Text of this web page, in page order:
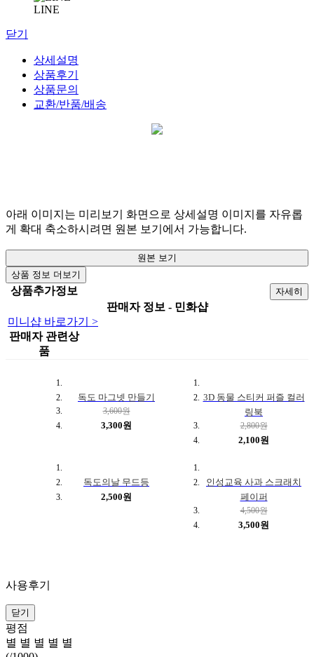
LINE
닫기
상세설명
상품후기
상품문의
교환/반품/배송
아래 이미지는 미리보기 화면으로 상세설명 이미지를 자유롭
게 확대 축소하시려면 원본 보기에서 가능합니다.
원본 보기
상품 정보 더보기
상품추가정보 자세히
판매자 정보 - 민화샵
미니샵 바로가기 >
판매자 관련상
품
독도 마그넷 만들기
3,600원
3,300원
3D 동물 스티커 퍼즐 컬러
링북
2,800원
2,100원
독도의날 무드등
2,500원
인성교육 사과 스크래치
페이퍼
4,500원
3,500원
사용후기
닫기
평점
별 별 별 별 별